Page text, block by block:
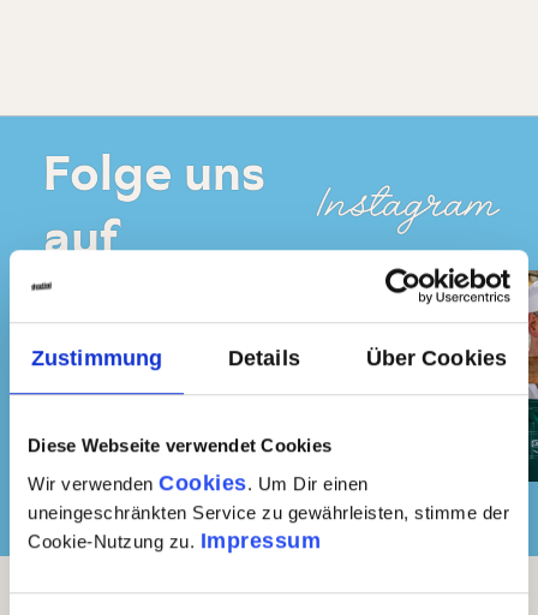
Zustimmung Details Über Cookies
Diese Webseite verwendet Cookies
Wir verwenden Cookies. Um Dir einen
uneingeschränkten Service zu gewährleisten, stimme der
Cookie-Nutzung zu. Impressum
Folge uns
auf
Instagram
Folge uns auf